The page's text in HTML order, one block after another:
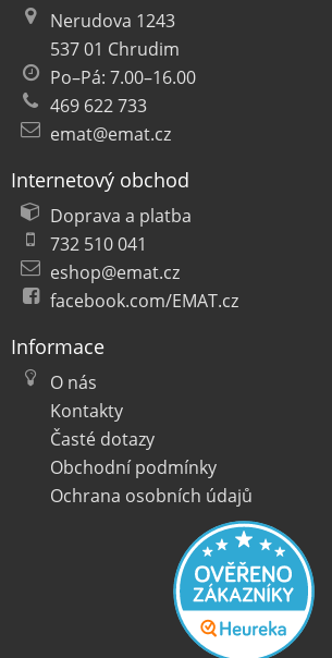
Nerudova 1243
537 01 Chrudim
Po–Pá: 7.00–16.00
469 622 733
emat@emat.cz
Internetový obchod
Doprava a platba
732 510 041
eshop@emat.cz
facebook.com/EMAT.cz
Informace
O nás
Kontakty
Časté dotazy
Obchodní podmínky
Ochrana osobních údajů